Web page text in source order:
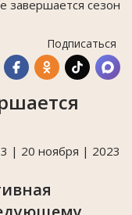
завершается сезон
Подписаться
| 20 ноября | 2023